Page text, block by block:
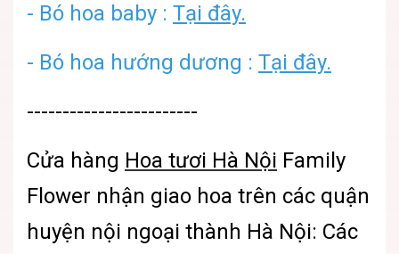
- Bó hoa baby : Tại đây.
- Bó hoa hướng dương : Tại đây.
------------------------
Cửa hàng Hoa tươi Hà Nội Family
Flower nhận giao hoa trên các quận
huyện nội ngoại thành Hà Nội: Các